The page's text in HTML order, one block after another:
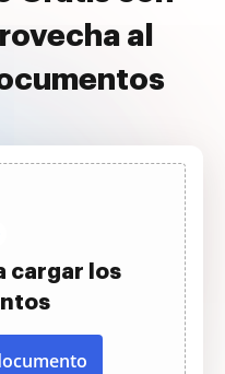
al
cargar los